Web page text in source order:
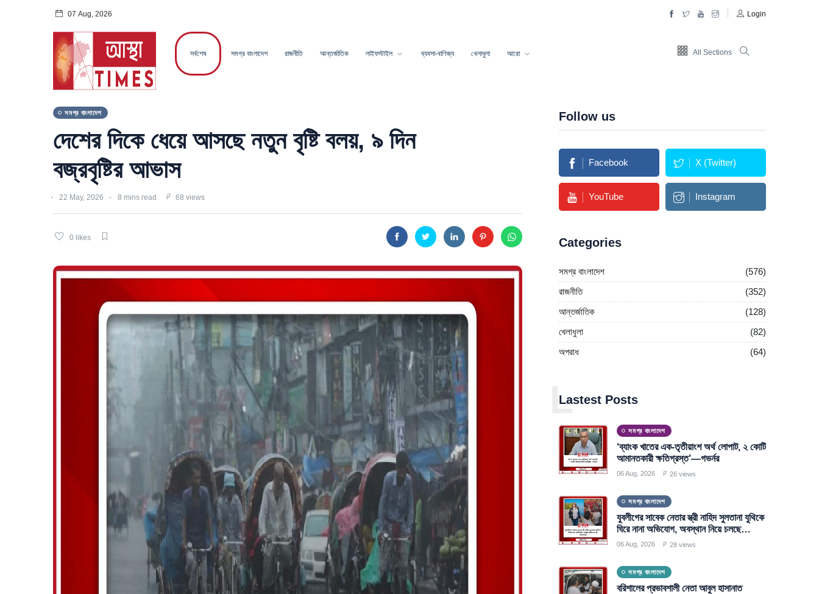
07 Aug, 2026 Login
সর্বশেষ সমগ্র বাংলাদেশ রাজনীতি আন্তর্জাতিক লাইফস্টাইল ব্যবসা-বাণিজ্য খেলাধুলা আরো All Sections
সমগ্র বাংলাদেশ
দেশের দিকে ধেয়ে আসছে নতুন বৃষ্টি বলয়, ৯ দিন
বজ্রবৃষ্টির আভাস
22 May, 2026 8 mins read 68 views
0 likes
Follow us
Facebook X (Twitter)
YouTube Instagram
Categories
সমগ্র বাংলাদেশ
(576)
রাজনীতি
(352)
আন্তর্জাতিক
(128)
খেলাধুলা
(82)
অপরাধ
(64)
Lastest Posts
L
সমগ্র বাংলাদেশ
‘ব্যাংক খাতের এক-তৃতীয়াংশ অর্থ লোপাট, ২ কোটি
আমানতকারী ক্ষতিগ্রস্ত’—গভর্নর
06 Aug, 2026 26 views
সমগ্র বাংলাদেশ
যুবলীগের সাবেক নেতার স্ত্রী নাহিদ সুলতানা যুথিকে
ঘিরে নানা অভিযোগ, অবস্থান নিয়ে চলছে
আলোচনা
06 Aug, 2026 28 views
সমগ্র বাংলাদেশ
বরিশালের প্রভাবশালী নেতা আবুল হাসানাত